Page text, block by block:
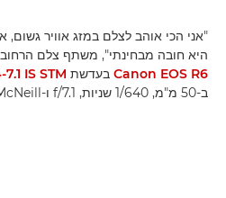
"אני הכי אוהב לצלם במזג אוויר
היא חובה מבחינתי", משתף צלם
Canon EOS R6 בעדשת IS STM
ב-50 מ"מ, 1/640 שניות, f/7.1 ו-ISO 400. © Andres McNeill